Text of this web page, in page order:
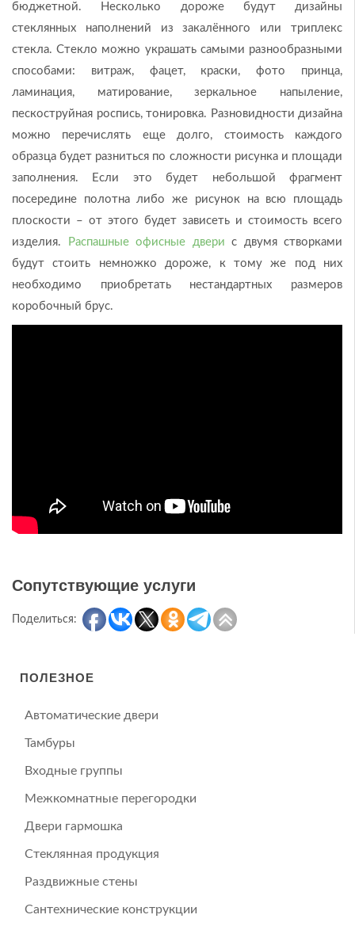
бюджетной. Несколько дороже будут дизайны
стеклянных наполнений из закалённого или триплекс
стекла. Стекло можно украшать самыми разнообразными
способами: витраж, фацет, краски, фото принца,
ламинация, матирование, зеркальное напыление,
пескоструйная роспись, тонировка. Разновидности дизайна
можно перечислять еще долго, стоимость каждого
образца будет разниться по сложности рисунка и площади
заполнения. Если это будет небольшой фрагмент
посередине полотна либо же рисунок на всю площадь
плоскости – от этого будет зависеть и стоимость всего
изделия.
Распашные офисные двери с двумя створками
будут стоить немножко дороже, к тому же под них
необходимо приобретать нестандартных размеров
коробочный брус.
Сопутствующие услуги
Поделиться:
ПОЛЕЗНОЕ
Автоматические двери
Тамбуры
Входные группы
Межкомнатные перегородки
Двери гармошка
Стеклянная продукция
Раздвижные стены
Сантехнические конструкции